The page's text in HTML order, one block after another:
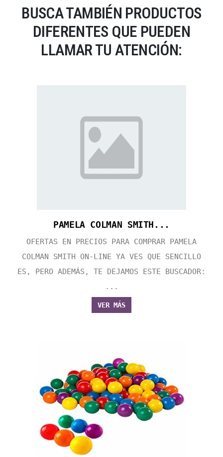
BUSCA TAMBIÉN PRODUCTOS
DIFERENTES QUE PUEDEN
LLAMAR TU ATENCIÓN:
PAMELA COLMAN SMITH...
OFERTAS EN PRECIOS PARA COMPRAR PAMELA
COLMAN SMITH ON-LINE YA VES QUE SENCILLO
ES, PERO ADEMÁS, TE DEJAMOS ESTE BUSCADOR:
...
VER MÁS